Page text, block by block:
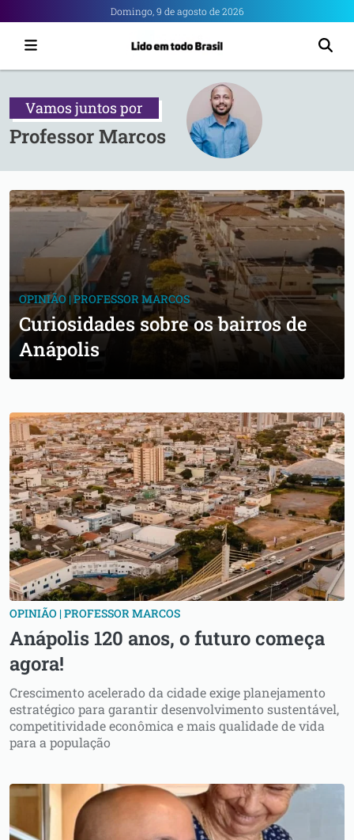
-
Notícias
de
Anápolis
Domingo, 9 de agosto de 2026
Vamos juntospor
Professor Marcos
OPINIÃO | PROFESSOR MARCOS
Curiosidades sobre os bairros de
Anápolis
OPINIÃO | PROFESSOR MARCOS
Anápolis 120 anos, o futuro começa
agora!
Crescimento acelerado da cidade exige planejamento
estratégico para garantir desenvolvimento sustentável,
competitividade econômica e mais qualidade de vida
para a população